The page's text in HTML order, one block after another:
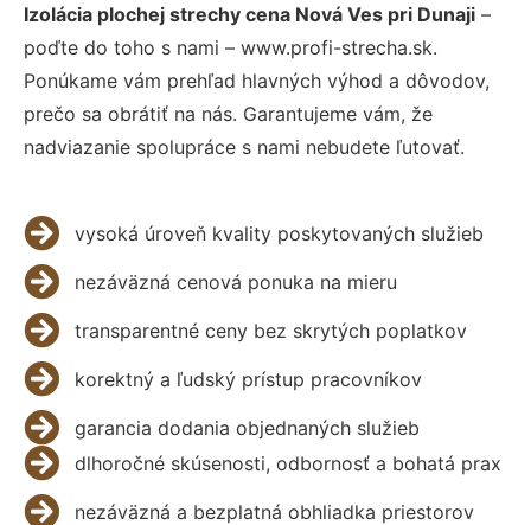
Izolácia plochej strechy cena Nová Ves pri Dunaji –
poďte do toho s nami – www.profi-strecha.sk.
Ponúkame vám prehľad hlavných výhod a dôvodov,
prečo sa obrátiť na nás. Garantujeme vám, že
nadviazanie spolupráce s nami nebudete ľutovať.
vysoká úroveň kvality poskytovaných služieb
nezáväzná cenová ponuka na mieru
transparentné ceny bez skrytých poplatkov
korektný a ľudský prístup pracovníkov
garancia dodania objednaných služieb
dlhoročné skúsenosti, odbornosť a bohatá prax
nezáväzná a bezplatná obhliadka priestorov